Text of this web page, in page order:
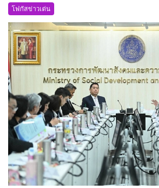
อ
ก
เ
1
ต
พ
ลุ
ง
ทั
โฟกัสข่าวเด่น